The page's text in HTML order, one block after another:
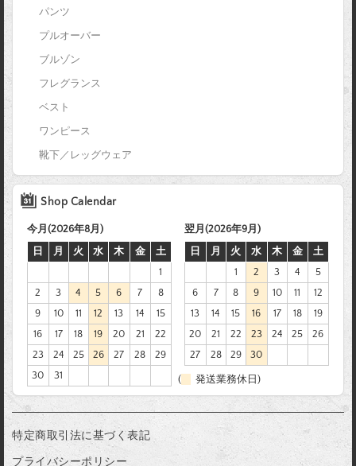
パンツ
プルオーバー
ブルゾン
フレグランス
ベスト
ワンピース
靴下／レッグウェア
Shop Calendar
今月(2026年8月)
日
月 火 水 木 金
土
1
2
3 4 5 6 7
8
9
10 11 12 13 14
15
16
17 18 19 20 21
22
23
24 25 26 27 28
29
30
31
翌月(2026年9月)
日
月 火 水 木 金
土
1
2 3 4
5
6
7 8 9 10 11
12
13
14 15 16 17 18
19
20
21 22 23 24 25
26
27
28 29 30
( 発送業務休日)
特定商取引法に基づく表記
プライバシーポリシー